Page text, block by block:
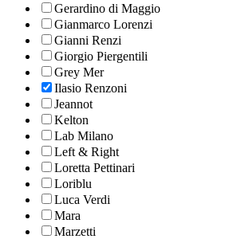
Gerardino di Maggio
Gianmarco Lorenzi
Gianni Renzi
Giorgio Piergentili
Grey Mer
Ilasio Renzoni
Jeannot
Kelton
Lab Milano
Left & Right
Loretta Pettinari
Loriblu
Luca Verdi
Mara
Marzetti